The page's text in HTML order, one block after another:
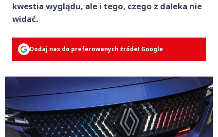
kwestia wyglądu, ale i tego, czego z daleka nie
widać.
Dodaj nas do preferowanych źródeł Google